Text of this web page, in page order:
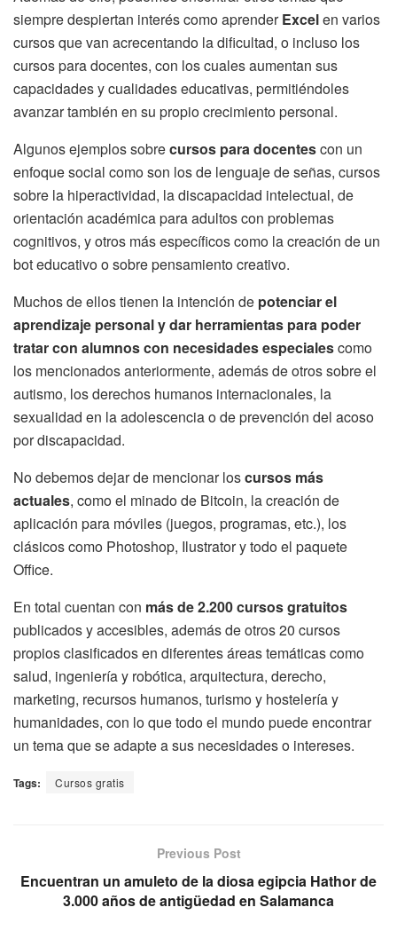
siempre despiertan interés como aprenderExcelen varios
cursos que van acrecentando la dificultad, o incluso los
cursos para docentes, con los cuales aumentan sus
capacidades y cualidades educativas, permitiéndoles
avanzar también en su propio crecimiento personal.
Algunos ejemplos sobrecursos para docentescon un
enfoque social como son los de lenguaje de señas, cursos
sobre la hiperactividad, la discapacidad intelectual, de
orientación académica para adultos con problemas
cognitivos, y otros más específicos como la creación de un
bot educativo o sobre pensamiento creativo.
Muchos de ellos tienen la intención de potenciar el
aprendizaje personal y dar herramientas para poder
tratar con alumnos con necesidades especialescomo
los mencionados anteriormente, además de otros sobre el
autismo, los derechos humanos internacionales, la
sexualidad en la adolescencia o de prevención del acoso
por discapacidad.
No debemos dejar de mencionar loscursos más
actuales, como el minado de Bitcoin, la creación de
aplicación para móviles (juegos, programas, etc.), los
clásicos como Photoshop, Ilustrator y todo el paquete
Office.
En total cuentan con más de 2.200 cursos gratuitos
publicados y accesibles, además de otros 20 cursos
propios clasificados en diferentes áreas temáticas como
salud, ingeniería y robótica, arquitectura, derecho,
marketing, recursos humanos, turismo y hostelería y
humanidades, con lo que todo el mundo puede encontrar
un tema que se adapte a sus necesidades o intereses.
Tags: Cursos gratis
Previous Post
Encuentran un amuleto de la diosa egipcia Hathor de
3.000 años de antigüedad en Salamanca